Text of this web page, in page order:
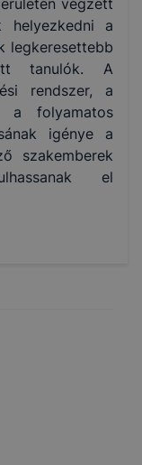
helyezkedni a
legkeresettebb
tanulók. A
rendszer, a
a folyamatos
igénye a
szakemberek
el